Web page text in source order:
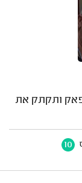
ותקתק את
10